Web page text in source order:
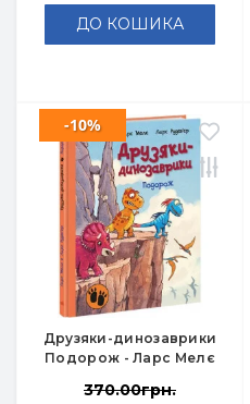
ДО КОШИКА
Друзяки-динозаврики
Подорож - Ларс Мелє
-10%
370.00грн.